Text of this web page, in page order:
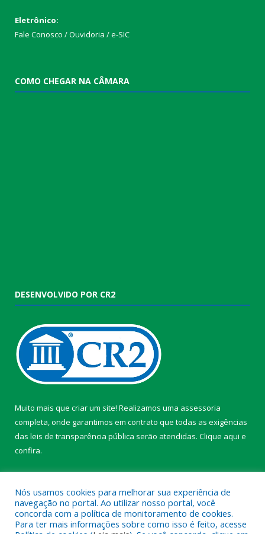
Eletrônico:
Fale Conosco / Ouvidoria / e-SIC
COMO CHEGAR NA CÂMARA
DESENVOLVIDO POR CR2
Muito mais que criar um site! Realizamos uma assessoria
completa, onde garantimos em contrato que todas as exigências
das leis de transparência pública serão atendidas. Clique aqui e
confira.
Nós usamos cookies para melhorar sua experiência de
navegação no portal. Ao utilizar nosso portal, você
concorda com a política de monitoramento de cookies.
Para ter mais informações sobre como isso é feito, acesse